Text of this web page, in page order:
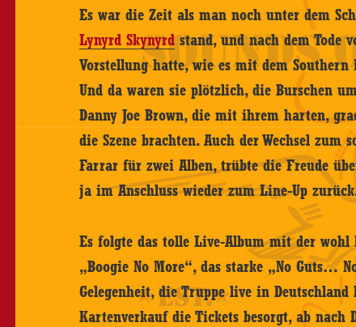
Es war die Zeit als man noch unter dem
Lynyrd Skynyrdstand, und nach dem Tode
Vorstellung hatte, wie es mit dem Southern
Und da waren sie plötzlich, die Burschen
Danny Joe Brown, die mit ihrem harten,
die Szene brachten. Auch der Wechsel zum
Farrar für zwei Alben, trübte die Freude
ja im Anschluss wieder zum Line-Up
Es folgte das tolle Live-Album mit der wohl
„Boogie No More“, das starke „No Guts…
Gelegenheit, die Truppe live in
Kartenverkauf die Tickets besorgt, ab